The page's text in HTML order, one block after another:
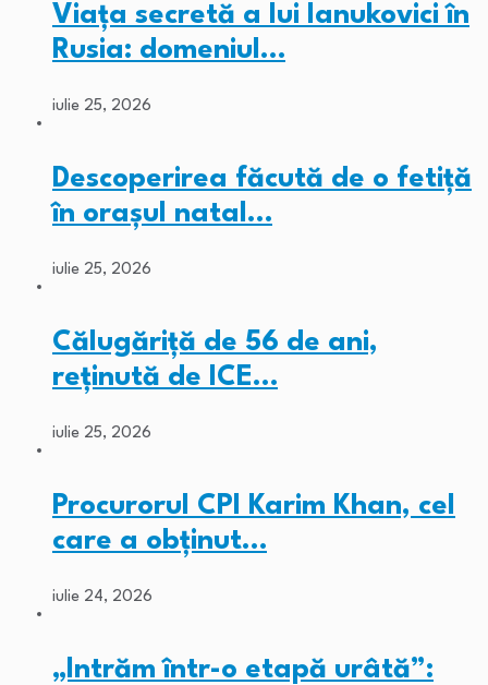
Viața secretă a lui Ianukovici în
Rusia: domeniul…
iulie 25, 2026
Descoperirea făcută de o fetiță
în orașul natal…
iulie 25, 2026
Călugăriță de 56 de ani,
reținută de ICE…
iulie 25, 2026
Procurorul CPI Karim Khan, cel
care a obținut…
iulie 24, 2026
„Intrăm într-o etapă urâtă”: